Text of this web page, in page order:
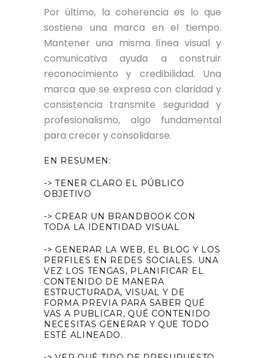
Por último, la coherencia es lo que
sostiene una marca en el tiempo.
Mantener una misma línea visual y
comunicativa ayuda a construir
reconocimiento y credibilidad. Una
marca que se expresa con claridad y
consistencia transmite seguridad y
profesionalismo, algo fundamental
para crecer y consolidarse.
EN RESUMEN:
-> TENER CLARO EL PÚBLICO
OBJETIVO
-> CREAR UN BRANDBOOK CON
TODA LA IDENTIDAD VISUAL
-> GENERAR LA WEB, EL BLOG Y LOS
PERFILES EN REDES SOCIALES. UNA
VEZ LOS TENGAS, PLANIFICAR EL
CONTENIDO DE MANERA
ESTRUCTURADA, VISUAL Y DE
FORMA PREVIA PARA SABER QUÉ
VAS A PUBLICAR, QUÉ CONTENIDO
NECESITAS GENERAR Y QUE TODO
ESTÉ ALINEADO.